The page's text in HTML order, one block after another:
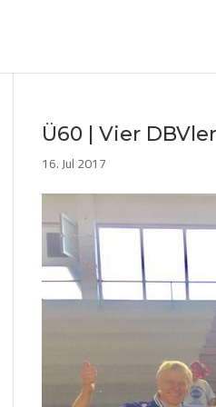
Ü60 | Vier
16. Jul 2017